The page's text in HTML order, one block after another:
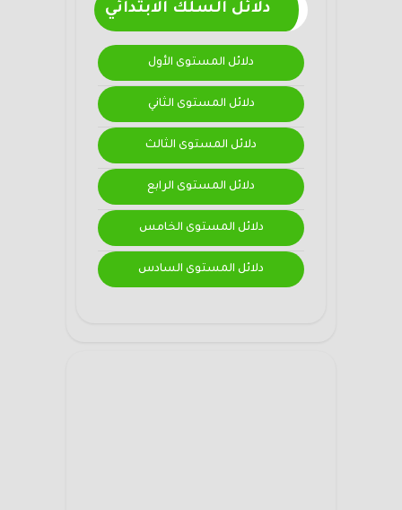
دلائل السلك الابتدائي
دلائل المستوى الأول
دلائل المستوى الثاني
دلائل المستوى الثالث
دلائل المستوى الرابع
دلائل المستوى الخامس
دلائل المستوى السادس